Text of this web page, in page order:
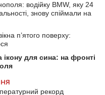
водійку BMW, яку 24
знову спіймали на
п’ятого поверху:
для сина: на фронті
рекорд